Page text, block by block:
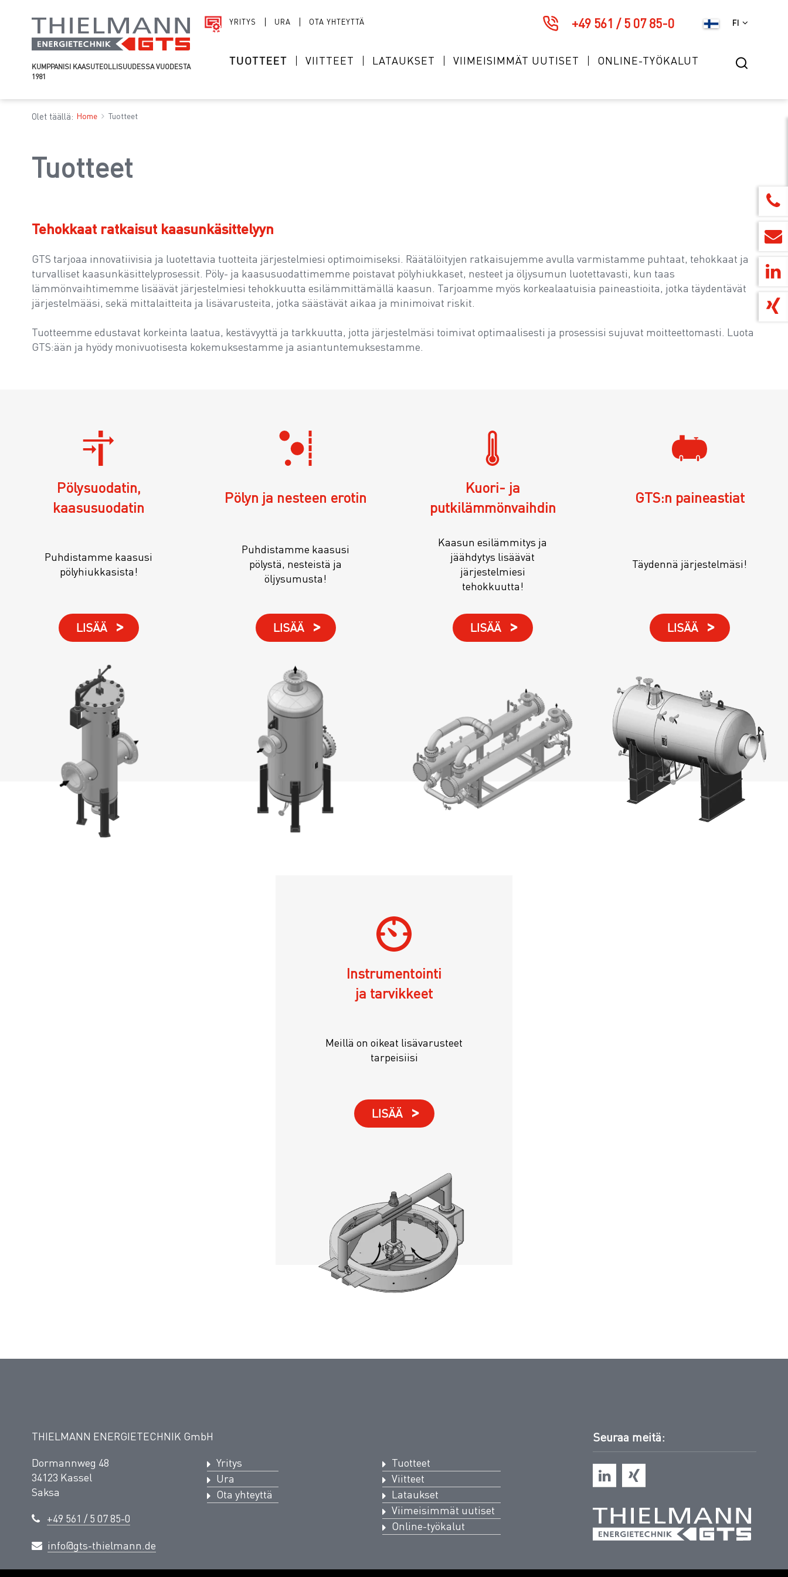
KUMPPANISI KAASUTEOLLISUUDESSA VUODESTA
1981
YRITYS URA OTA YHTEYTTÄ FI
+49 561 / 5 07 85-0
TUOTTEET VIITTEET LATAUKSET VIIMEISIMMÄT UUTISET ONLINE-TYÖKALUT
Olet täällä: Home Tuotteet
Tuotteet
Tehokkaat ratkaisut kaasunkäsittelyyn
GTS tarjoaa innovatiivisia ja luotettavia tuotteita järjestelmiesi optimoimiseksi. Räätälöityjen ratkaisujemme avulla varmistamme puhtaat, tehokkaat ja
turvalliset kaasunkäsittelyprosessit. Pöly- ja kaasusuodattimemme poistavat pölyhiukkaset, nesteet ja öljysumun luotettavasti, kun taas
lämmönvaihtimemme lisäävät järjestelmiesi tehokkuutta esilämmittämällä kaasun. Tarjoamme myös korkealaatuisia paineastioita, jotka täydentävät
järjestelmääsi, sekä mittalaitteita ja lisävarusteita, jotka säästävät aikaa ja minimoivat riskit.
Tuotteemme edustavat korkeinta laatua, kestävyyttä ja tarkkuutta, jotta järjestelmäsi toimivat optimaalisesti ja prosessisi sujuvat moitteettomasti. Luota
GTS:ään ja hyödy monivuotisesta kokemuksestamme ja asiantuntemuksestamme.
Pölysuodatin,
kaasusuodatin
Puhdistamme kaasusi
pölyhiukkasista!
LISÄÄ
Pölyn ja nesteen erotin
Puhdistamme kaasusi
pölystä, nesteistä ja
öljysumusta!
LISÄÄ
Kuori- ja
putkilämmönvaihdin
Kaasun esilämmitys ja
jäähdytys lisäävät
järjestelmiesi
tehokkuutta!
LISÄÄ
GTS:n paineastiat
Täydennä järjestelmäsi!
LISÄÄ
Instrumentointi
ja tarvikkeet
Meillä on oikeat lisävarusteet
tarpeisiisi
LISÄÄ
THIELMANN ENERGIETECHNIK GmbH
Dormannweg 48
34123 Kassel
Saksa
+49 561 / 5 07 85-0
info@gts-thielmann.de
Yritys
Ura
Ota yhteyttä
Tuotteet
Viitteet
Lataukset
Viimeisimmät uutiset
Online-työkalut
Seuraa meitä: